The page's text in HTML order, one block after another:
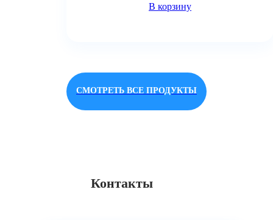
В корзину
СМОТРЕТЬ ВСЕ ПРОДУКТЫ
Контакты